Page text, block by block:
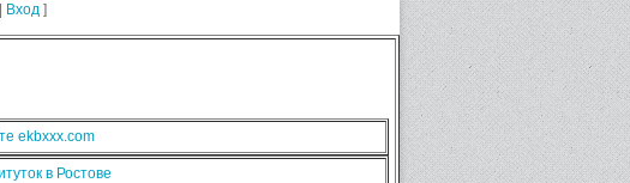
Вход]
ekbxxx.com
в Ростове